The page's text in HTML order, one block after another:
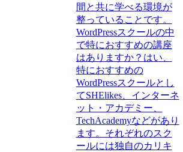
間と共に学べる環境が
整っていることです。
WordPressスクールの中
で特におすすめの講座
はありますか？はい、
特におすすめの
WordPressスクールとし
てSHElikes、インターネ
ット・アカデミー、
TechAcademyなどがあり
ます。それぞれのスク
ールには独自のカリキ